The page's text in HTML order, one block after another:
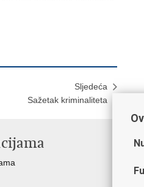
Sljedeća
Sažetak kriminaliteta